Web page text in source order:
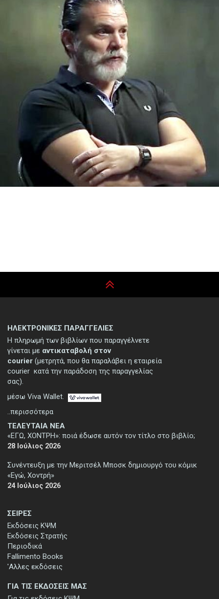
ΣΕΙΡΕΣ
Εκδόσεις ΚΨΜ
Εκδόσεις Στρατής
Περιοδικά
Fallimento Books
'Αλλες εκδόσεις
ΤΕΛΕΥΤΑΙΑ ΝΕΑ
«ΕΓΩ, ΧΟΝΤΡΗ»: ποιά έδωσε αυτόν τον τίτλο στο βιβλίο;
28 Ιούλιος 2026
Συνέντευξη με την Μεριτσέλ Μποσκ δημιουργό του κόμικ
«Εγώ, Χοντρή»
24 Ιούλιος 2026
ΓΙΑ ΤΙΣ ΕΚΔΟΣΕΙΣ ΜΑΣ
ΗΛΕΚΤΡΟΝΙΚΕΣ ΠΑΡΑΓΓΕΛΙΕΣ
Η πληρωμή των βιβλίων που παραγγέλνετε
γίνεται με αντικαταβολή στον
courier (μετρητά, που θα παραλάβει η εταιρεία
courier κατά την παράδοση της παραγγελίας
σας).
μέσω Viva Wallet.
..περισσότερα